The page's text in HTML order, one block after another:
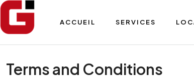
ACCUEIL SERVICES
Terms and Conditions